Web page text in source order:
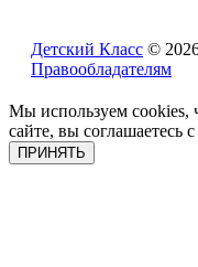
Детский Класс ©
Правообладателям
Мы используем cookies,
сайте, вы соглашаетесь с
ПРИНЯТЬ